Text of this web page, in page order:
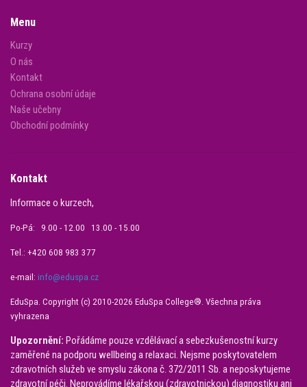
Menu
Kurzy
O nás
Kontakt
Ochrana osobní údaje
Naše učebny
Obchodní podmínky
Kontakt
Informace o kurzech,
Po-Pá: 9.00 - 12.00 13.00 - 15.00
Tel.: +420 608 983 377
e-mail: info@eduspa.cz
EduSpa. Copyright (c) 2010-2026 EduSpa College®. Všechna práva
vyhrazena
Upozornění: Pořádáme pouze vzdělávací a sebezkušenostní kurzy
zaměřené na podporu wellbeing a relaxaci. Nejsme poskytovatelem
zdravotních služeb ve smyslu zákona č. 372/2011 Sb. a neposkytujeme
zdravotní péči. Neprovádíme lékařskou (zdravotnickou) diagnostiku ani